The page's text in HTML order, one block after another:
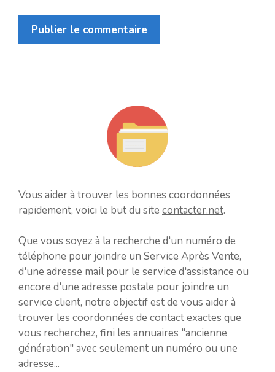
Vous aider à trouver les bonnes coordonnées
rapidement, voici le but du site contacter.net.
Que vous soyez à la recherche d'un numéro de
téléphone pour joindre un Service Après Vente,
d'une adresse mail pour le service d'assistance ou
encore d'une adresse postale pour joindre un
service client, notre objectif est de vous aider à
trouver les coordonnées de contact exactes que
vous recherchez, fini les annuaires "ancienne
génération" avec seulement un numéro ou une
adresse...